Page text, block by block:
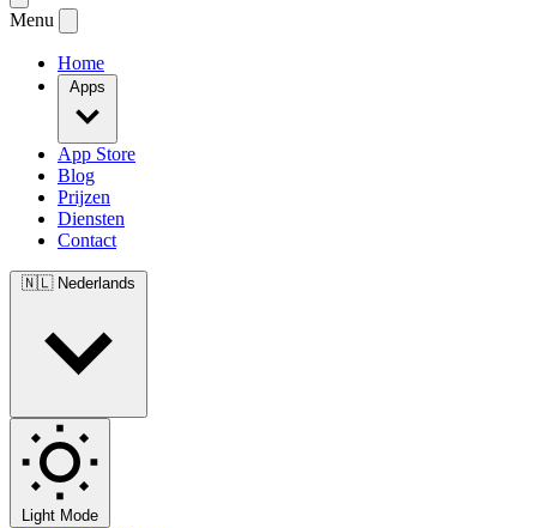
Menu
Home
Apps
App Store
Blog
Prijzen
Diensten
Contact
🇳🇱 Nederlands
Light Mode